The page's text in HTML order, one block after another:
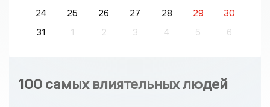
24
25 26 27 28 29
30
31
1 2 3 4 5 6
100 самых влиятельных людей